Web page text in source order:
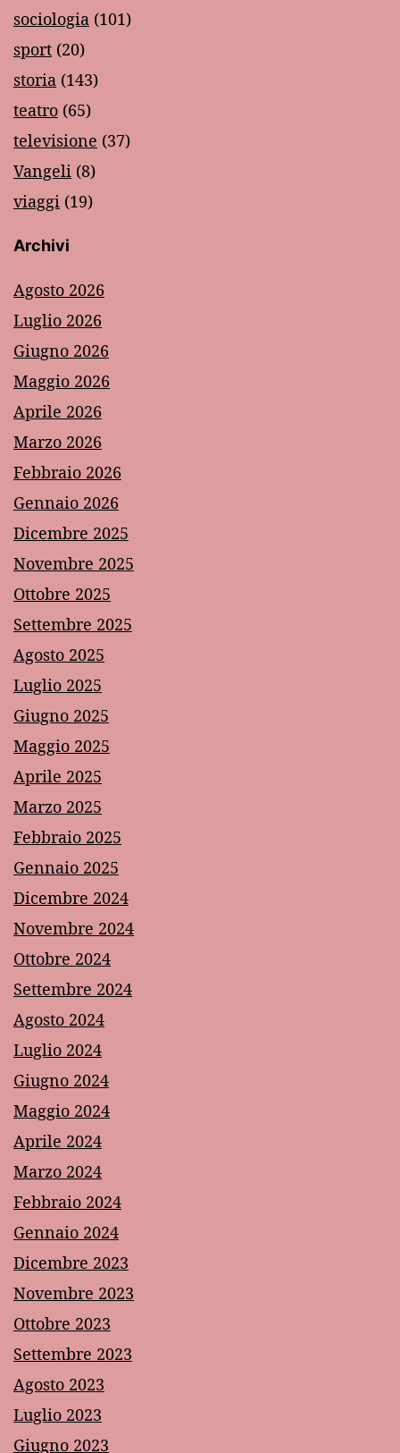
sociologia (101)
sport (20)
storia (143)
teatro (65)
televisione (37)
Vangeli (8)
viaggi (19)
Archivi
Agosto 2026
Luglio 2026
Giugno 2026
Maggio 2026
Aprile 2026
Marzo 2026
Febbraio 2026
Gennaio 2026
Dicembre 2025
Novembre 2025
Ottobre 2025
Settembre 2025
Agosto 2025
Luglio 2025
Giugno 2025
Maggio 2025
Aprile 2025
Marzo 2025
Febbraio 2025
Gennaio 2025
Dicembre 2024
Novembre 2024
Ottobre 2024
Settembre 2024
Agosto 2024
Luglio 2024
Giugno 2024
Maggio 2024
Aprile 2024
Marzo 2024
Febbraio 2024
Gennaio 2024
Dicembre 2023
Novembre 2023
Ottobre 2023
Settembre 2023
Agosto 2023
Luglio 2023
Giugno 2023